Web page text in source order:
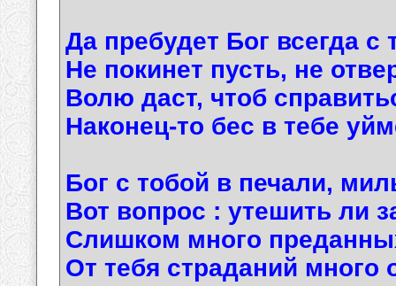
Да пребудет Бог всегда с
Не покинет пусть, не
Волю даст, чтоб
Наконец-то бес в тебе
Бог с тобой в печали,
Вот вопрос : утешить ли
Слишком много
От тебя страданий много